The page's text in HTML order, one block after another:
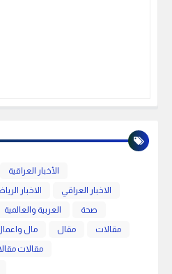
الأخبار العراقية
الاخبار
الاخبار العراقي
العربية والعالمية
صحة
مال مقال
مقالات
مقالات